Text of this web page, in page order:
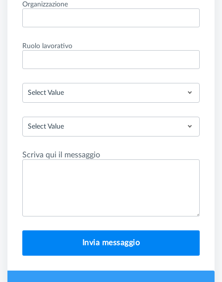
Organizzazione
Ruolo lavorativo
Select Value
Select Value
Scriva qui il messaggio
Invia messaggio